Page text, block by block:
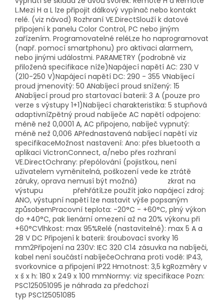
L.Mezi H a L lze připojit dálkový vypínač nebo kontakt
relé. (viz návod) Rozhraní VE.DirectSlouží k datové
připojení k panelu Color Control, PC nebo jiným
zařízením. Programovatelné reléLze ho naprogramovat
(např. pomocí smartphonu) pro aktivaci alarmem,
nebo jinými událostmi. PARAMETRY (podrobně viz
přiložená specifikace níže)Napájecí napětí AC: 230 V
(210-250 V)Napájecí napětí DC: 290 - 355 VNabíjecí
proud jmenovitý: 50 ANabíjecí proud snížený: 15
ANabíjecí proud pro startovací baterii: 3 A (pouze pro
verze s výstupy 1+1)Nabíjecí charakteristika: 5 stupňová
adaptivníZpětný proud nabíječe AC napětí odpojeno:
méně než 0,0001 A, AC připojeno, nabíječ vypnutý:
méně než 0,006 APřednastavená nabíjecí napětí viz
specifikaceMožnost nastavení: Ano: přes bluetooth a
aplikaci VictronConnect, a/nebo přes rozhraní
VE.DirectOchrany: přepólování (pojistkou, není
uživatelem vyměnitelná, poškození vede ke ztrátě
záruky, oprava nemusí být možná) zkrat na
výstupu přehřátíLze použít jako napájecí zdroj:
ANO, výstupní napětí lze nastavit výše popsaným
způsobemPracovní teplota: -20°C - +60°C, plný výkon
do +40°C, pak lienární omezení až na 20% výkonu při
+60°CVlhkost: max 95%Relé (nastavitelné): max 5 A a
28 V DC Připojení k baterii: šroubovací svorky 16
mm2Připojení na 230V: IEC 320 C14 zásuvka na nabíječi,
kabel není součástí nabíječeOchrana proti vodě: IP43,
svorkovnice a připojení IP22 Hmotnost: 3,5 kgRozměry v
x š x h: 180 x 249 x 100 mmNormy: viz specifikace Pozn:
PSC125051095 je náhrada za předchozí
typ PSC125051085